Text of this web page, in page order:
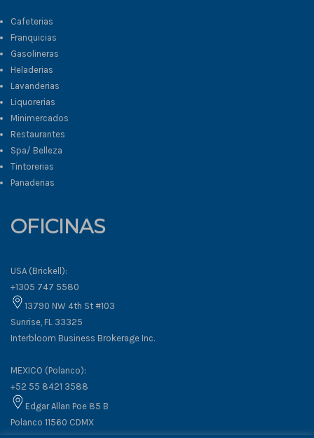
Cafeterias
Franquicias
Gasolineras
Heladerias
Lavanderias
Liquorerias
Minimercados
Restaurantes
Spa/ Belleza
Tintorerias
Panaderias
OFICINAS
USA (Brickell):
+1305 747 5580
13790 NW 4th St #103
Sunrise, FL 33325
Interbloom Business Brokerage Inc.
MEXICO (Polanco):
+52 55 8421 3588
Edgar Allan Poe 85 B
Polanco 11560 CDMX